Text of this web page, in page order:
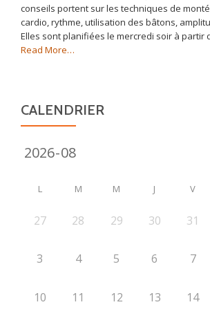
conseils portent sur les techniques de
cardio, rythme, utilisation des bâtons,
Elles sont planifiées le mercredi soir à partir
Read Moreabout
…
CALENDRIER
L M M J V
27 28 29 30 31
3 4 5 6 7
10 11 12 13 14